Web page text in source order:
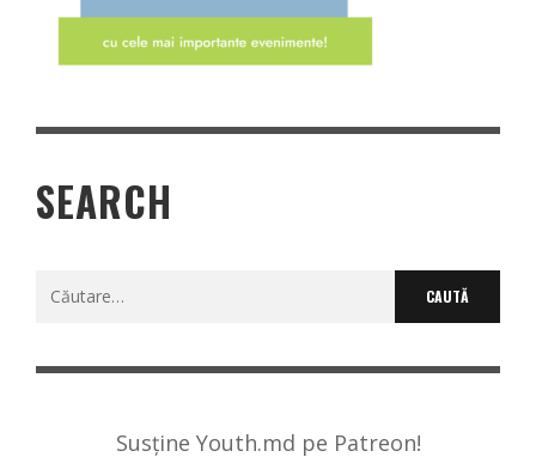
SEARCH
Caută
Susține Youth.md pe Patreon!